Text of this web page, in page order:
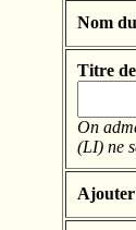
Nom
Titre
On
(LI) ne